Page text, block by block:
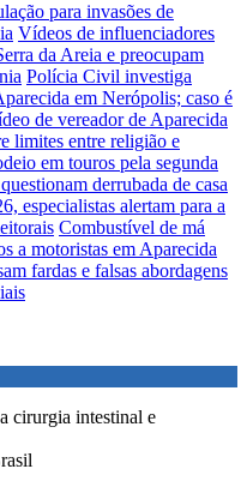
para invasões de
Vídeos de influenciadores
da Areia e preocupam
Polícia Civil investiga
em Nerópolis; caso é
de vereador de Aparecida
limites entre religião e
em touros pela segunda
derrubada de casa
especialistas alertam para a
Combustível de má
a motoristas em Aparecida
fardas e falsas abordagens